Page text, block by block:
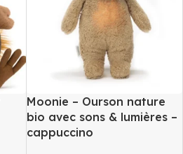
Moonie – Ourson nature
bio avec sons & lumières –
cappuccino